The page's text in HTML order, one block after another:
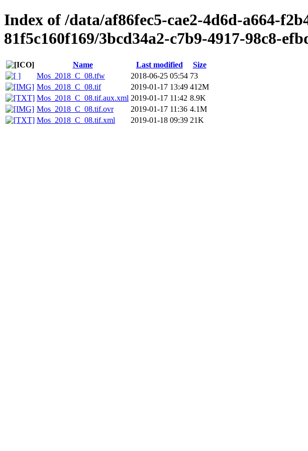
Index of /data/af86fec5-cae2-4d6d-a664-
81f5c160f169/3bcd34a2-c7b9-4917-98c8-
Name Last modified
Size
Mos_2018_C_08.tfw
2018-06-25 05:54 73
Mos_2018_C_08.tif
2019-01-17 13:49 412M
Mos_2018_C_08.tif.aux.xml 2019-01-17 11:42 8.9K
Mos_2018_C_08.tif.ovr
2019-01-17 11:36 4.1M
Mos_2018_C_08.tif.xml
2019-01-18 09:39 21K